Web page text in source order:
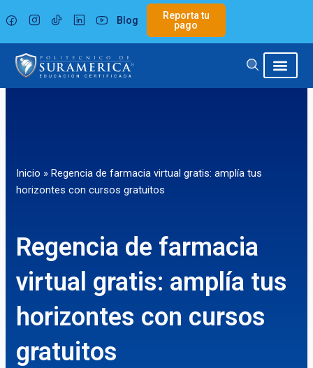
al
contenido
Blog
Reporta tu
pago
Inicio » Regencia de farmacia virtual gratis: amplía tus
horizontes con cursos gratuitos
Regencia de farmacia
virtual gratis: amplía tus
horizontes con cursos
gratuitos